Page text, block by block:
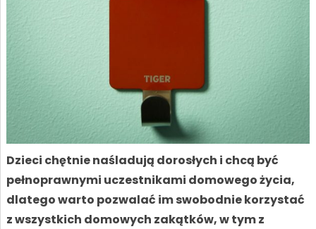
Dzieci chętnie naśladują dorosłych i chcą być
pełnoprawnymi uczestnikami domowego życia,
dlatego warto pozwalać im swobodnie korzystać
z wszystkich domowych zakątków, w tym z